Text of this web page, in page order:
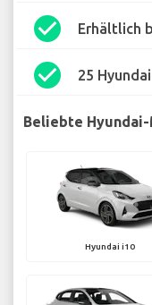
check_circle Erhältlich
check_circle 25
Beliebte
Hyundai i10